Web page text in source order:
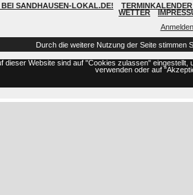
SANDHAUSEN-LOKAL.DE!
TERMINKALENDER
WETTER
Anmelden
Durch die weitere Nutzung der Seite stimmen
dieser Website sind auf "Cookies zulassen"
verwenden oder auf